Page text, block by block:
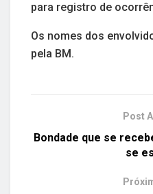
para registro de
Os nomes dos
pela BM.
Post
Bondade que se
se